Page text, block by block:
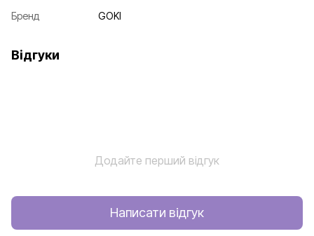
Бренд GOKI
Відгуки
Додайте перший відгук
Написати відгук